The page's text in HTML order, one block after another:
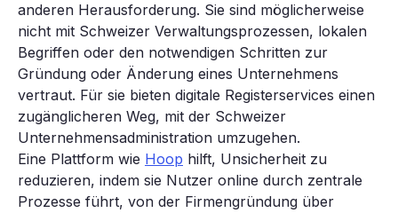
anderen Herausforderung. Sie sind möglicherweise
nicht mit Schweizer Verwaltungsprozessen, lokalen
Begriffen oder den notwendigen Schritten zur
Gründung oder Änderung eines Unternehmens
vertraut. Für sie bieten digitale Registerservices einen
zugänglicheren Weg, mit der Schweizer
Unternehmensadministration umzugehen.
Eine Plattform wie Hoop hilft, Unsicherheit zu
reduzieren, indem sie Nutzer online durch zentrale
Prozesse führt, von der Firmengründung über